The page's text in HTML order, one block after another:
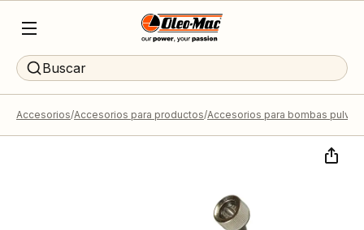
Buscar
Accesorios Accesorios para productos Accesorios para bombas